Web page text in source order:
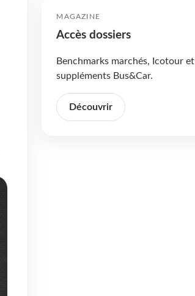
MAGAZINE
Accès dossiers
Benchmarks marchés, Icotour et
suppléments Bus&Car.
Découvrir